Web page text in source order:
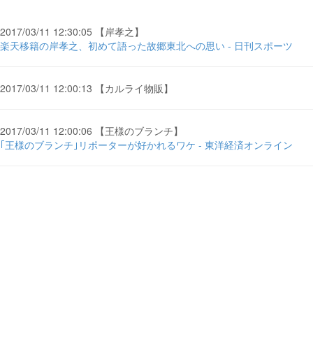
2017/03/11 12:30:05 【岸孝之】
楽天移籍の岸孝之、初めて語った故郷東北への思い - 日刊スポーツ
2017/03/11 12:00:13 【カルライ物販】
2017/03/11 12:00:06 【王様のブランチ】
｢王様のブランチ｣リポーターが好かれるワケ - 東洋経済オンライン